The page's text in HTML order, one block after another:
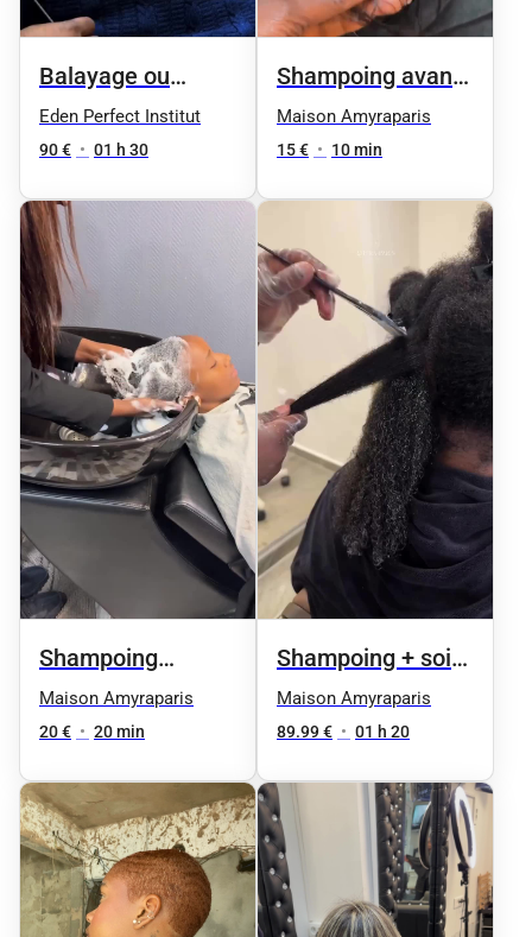
Balayage ou
Mèches + Coupe
Brushing -
Mi-longs
Eden Perfect Institut
90 € • 01 h 30
Shampoing avant
prestation
Maison Amyraparis
15 € • 10 min
Shampoing
traitant avant
prestation
Maison Amyraparis
20 € • 20 min
Shampoing + soin
silkpress complet
+ brushing
Maison Amyraparis
89.99 € • 01 h 20